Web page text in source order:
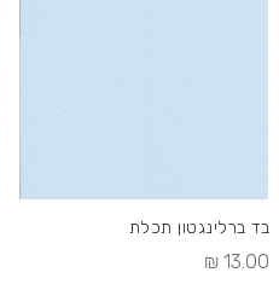
בד ברלינגטון תכלת
13.00 ₪